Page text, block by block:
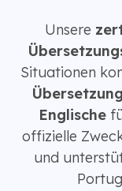
Unsere
Situationen
Englische
offizielle
und